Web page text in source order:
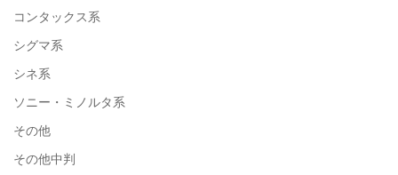
ENNA München（エナ）
ELEFOTO（エレフォト）
ELECOM（エレコム）
￼EIZO（エイゾ）
edelkrone（エーデンクローン）
Garmin（ガーミン）
コンタックス系
シグマ系
シネ系
ソニー・ミノルタ系
その他
その他中判